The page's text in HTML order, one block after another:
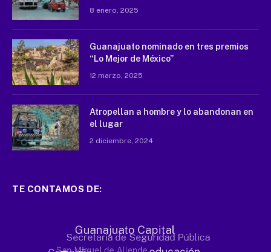
8 enero, 2025
Guanajuato nominado en tres premios
“Lo Mejor de México”
12 marzo, 2025
Atropellan a hombre y lo abandonan en
el lugar
2 diciembre, 2024
TE CONTAMOS DE: